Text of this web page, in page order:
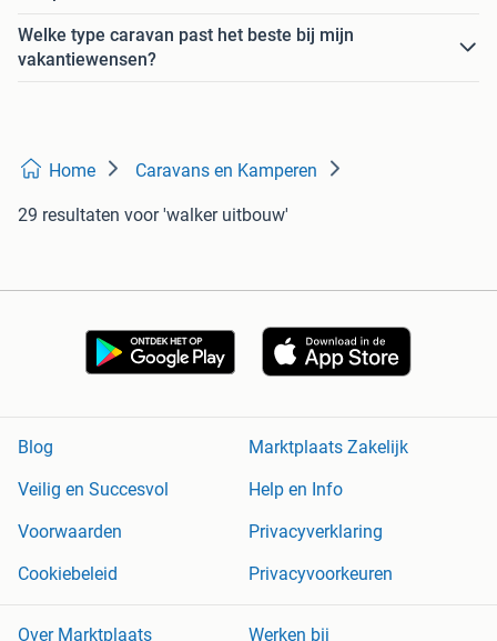
Welke type caravan past het beste bij mijn
vakantiewensen?
Home Caravans en Kamperen
29 resultaten voor 'walker uitbouw'
Blog
Marktplaats Zakelijk
Veilig en Succesvol
Help en Info
Voorwaarden
Privacyverklaring
Cookiebeleid
Privacyvoorkeuren
Over Marktplaats Werken bij